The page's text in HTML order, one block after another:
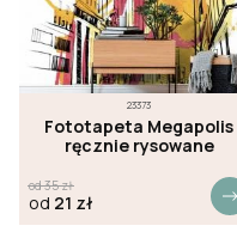
23373
Fototapeta Megapolis
ręcznie rysowane
od35zł
od 21 zł